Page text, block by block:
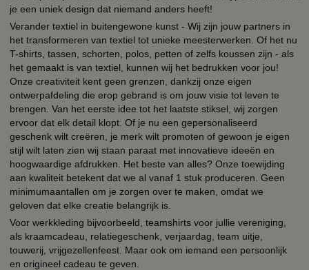
je een uniek design dat niemand anders heeft!
Verander textiel in buitengewone kunst - Wij zijn jouw partners in
het transformeren van textiel tot unieke meesterwerken. Of het nu
T-shirts, tassen, schorten, polos, petten of zelfs koussen zijn - als
het gemaakt is van textiel, kunnen wij het bedrukken voor jou!
Onze creativiteit kent geen grenzen, dankzij onze eigen
ontwerpafdeling die erop gebrand is om jouw visie tot leven te
brengen. Van het eerste idee tot het laatste stiksel, wij zorgen
ervoor dat elk detail klopt. Of je nu een gepersonaliseerd
geschenk wilt creëren, je merk wilt promoten of gewoon je eigen
stijl wilt laten zien wij staan paraat met innovatieve ideeën en
hoogwaardige afdrukken. Het beste van alles? Onze toewijding
aan kwaliteit betekent dat we al vanaf 1 stuk produceren. Geen
minimumaantallen om je zorgen over te maken, omdat we
geloven dat elke creatie belangrijk is.
Voor werkkleding bijvoorbeeld, teamshirts voor jullie vereniging,
als kraamcadeau, relatiegeschenk, verjaardag, team uitje,
touwerij, vrijgezellenfeest. Maar ook om iemand een persoonlijk
en origineel cadeau te geven.